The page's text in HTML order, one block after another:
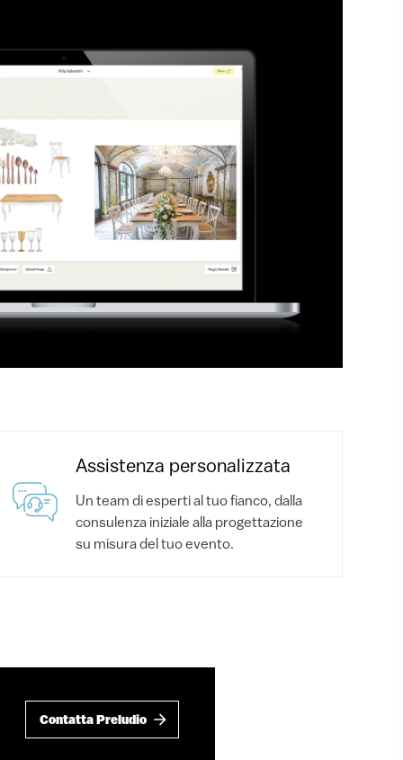
Assistenza personalizzata
Un team di esperti al tuo fianco, dalla
consulenza iniziale alla progettazione
su misura del tuo evento.
Contatta Preludio